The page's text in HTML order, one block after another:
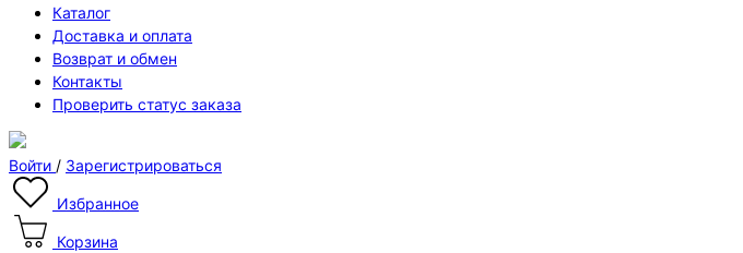
Каталог
Доставка и оплата
Возврат и обмен
Контакты
Проверить статус заказа
Войти / Зарегистрироваться
Избранное
Корзина